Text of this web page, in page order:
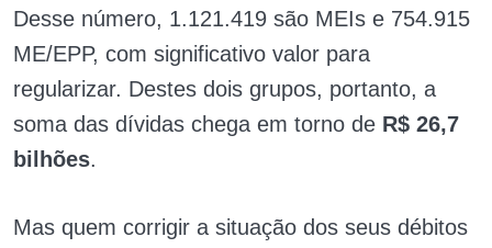
Desse número, 1.121.419 são MEIs e 754.915
ME/EPP, com significativo valor para
regularizar. Destes dois grupos, portanto, a
soma das dívidas chega em torno de R$ 26,7
bilhões.
Mas quem corrigir a situação dos seus débitos